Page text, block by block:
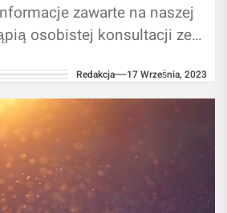
zawarte na naszej
osobistej konsultacji ze
blogu w...
Redakcja 17 Września, 2023